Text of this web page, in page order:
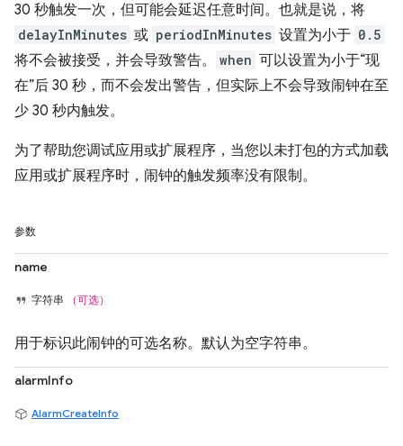
30 秒触发一次，但可能会延迟任意时间。也就是说，将
delayInMinutes 或 periodInMinutes 设置为小于 0.5
将不会被接受，并会导致警告。 when 可以设置为小于“现
在”后 30 秒，而不会发出警告，但实际上不会导致闹钟在至
少 30 秒内触发。
为了帮助您调试应用或扩展程序，当您以未打包的方式加载
应用或扩展程序时，闹钟的触发频率没有限制。
参数
name
字符串 （可选）
用于标识此闹钟的可选名称。默认为空字符串。
alarmInfo
AlarmCreateInfo